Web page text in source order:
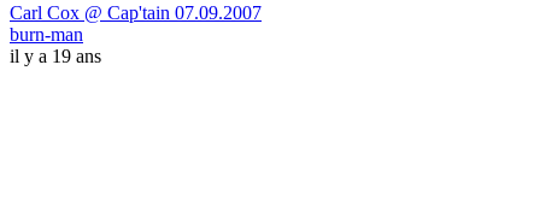
Carl Cox @ Cap'tain 07.09.2007
burn-man
il y a 19 ans